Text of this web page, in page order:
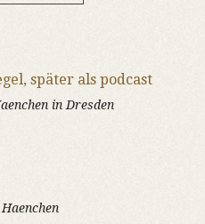
später als podcast
in Dresden